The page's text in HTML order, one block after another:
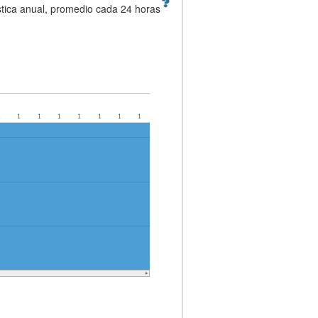
anual, promedio cada 24 horas
1 1 1 1 1 1 1